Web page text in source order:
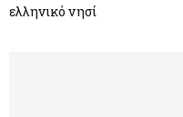
ελληνικό νησί